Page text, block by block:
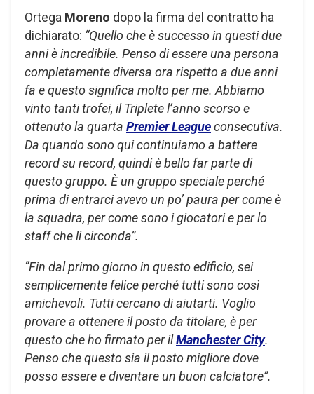
Ortega Moreno dopo la firma del contratto ha
dichiarato: “Quello che è successo in questi due
anni è incredibile. Penso di essere una persona
completamente diversa ora rispetto a due anni
fa e questo significa molto per me. Abbiamo
vinto tanti trofei, il Triplete l’anno scorso e
ottenuto la quarta Premier Leagueconsecutiva.
Da quando sono qui continuiamo a battere
record su record, quindi è bello far parte di
questo gruppo. È un gruppo speciale perché
prima di entrarci avevo un po’ paura per come è
la squadra, per come sono i giocatori e per lo
staff che li circonda”.
“Fin dal primo giorno in questo edificio, sei
semplicemente felice perché tutti sono così
amichevoli. Tutti cercano di aiutarti. Voglio
provare a ottenere il posto da titolare, è per
questo che ho firmato per ilManchester City.
Penso che questo sia il posto migliore dove
posso essere e diventare un buon calciatore”.